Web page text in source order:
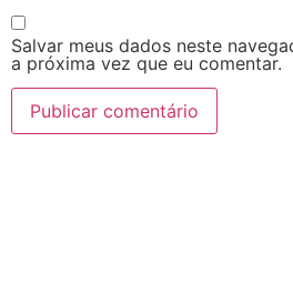
Salvar meus dados neste
a próxima vez que eu comentar.